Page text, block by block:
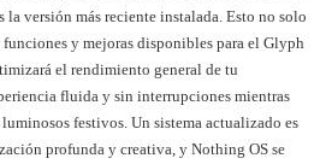
la versión más reciente instalada. Esto no solo
funciones y mejoras disponibles para el Glyph
el rendimiento general de tu
fluida y sin interrupciones mientras
festivos. Un sistema actualizado es
profunda y creativa, y Nothing OS se